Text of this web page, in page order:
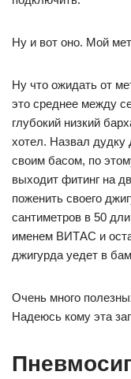
Ну и вот оно. Мой
Ну что ожидать от
это среднее между
глубокий низкий
хотел. Назвал
своим басом, по
выходит фитинг на
поженить своего
сантиметров в 50
именем ВИТАС и
джигурда уедет в
Очень много
Надеюсь кому эта